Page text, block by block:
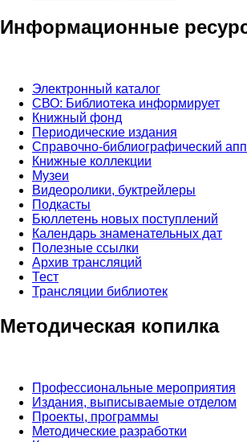
Информационные
Электронный каталог
СВО: Библиотека информирует
Книжный фонд
Периодические издания
Справочно-библиографический
Книжные коллекции
Музеи
Видеоролики, буктрейлеры
Подкасты
Бюллетень новых поступлений
Календарь знаменательных дат
Полезные ссылки
Архив трансляций
Тест
Трансляции библиотек
Методическая копилка
Профессиональные мероприятия
Издания, выписываемые отделом
Проекты, программы
Методические разработки